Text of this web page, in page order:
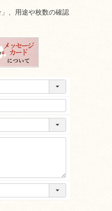
、用途や枚数の確認